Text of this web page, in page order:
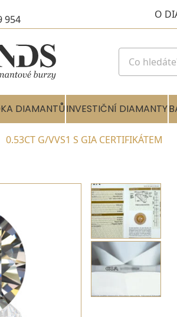
954 O
DIAMANTŮINVESTIČNÍ DIAMANTY
0.53CT G/VVS1 S GIA CERTIFIKÁTEM